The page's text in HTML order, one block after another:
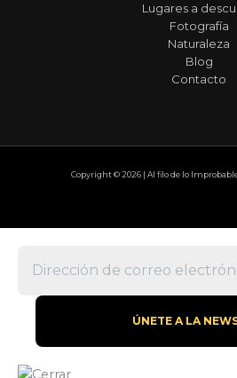
Lugares a
Fotografía
Naturaleza
Blog
Contacto
Copyright © 2026 | Al filo de lo